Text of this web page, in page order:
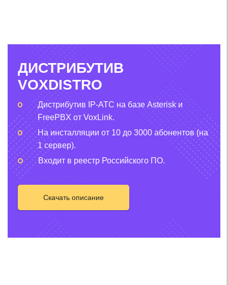
ДИСТРИБУТИВ
VOXDISTRO
Дистрибутив IP-АТС на базе Asterisk и
FreePBX от VoxLink.
На инсталляции от 10 до 3000 абонентов (на
1 сервер).
Входит в реестр Российского ПО.
Скачать описание